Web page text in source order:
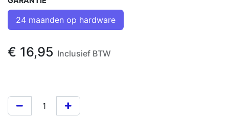
24 maanden op hardware
€ 16,95 Inclusief BTW